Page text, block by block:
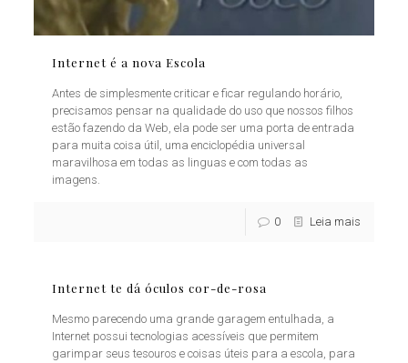
Internet é a nova Escola
Antes de simplesmente criticar e ficar regulando horário,
precisamos pensar na qualidade do uso que nossos filhos
estão fazendo da Web, ela pode ser uma porta de entrada
para muita coisa útil, uma enciclopédia universal
maravilhosa em todas as linguas e com todas as
imagens.
0 Leia mais
Internet te dá óculos cor-de-rosa
Mesmo parecendo uma grande garagem entulhada, a
Internet possui tecnologias acessíveis que permitem
garimpar seus tesouros e coisas úteis para a escola, para